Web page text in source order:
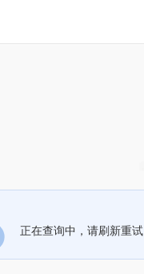
正在查询中，请刷新重试